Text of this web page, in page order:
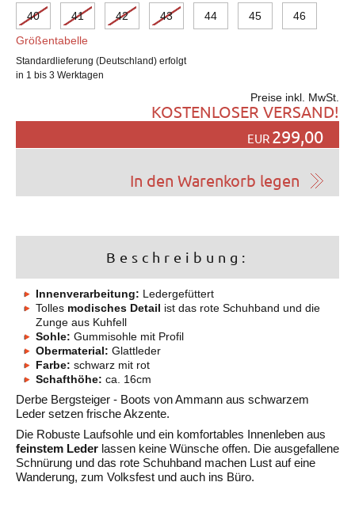
40 41 42 43 44 45
46
Größentabelle
Standardlieferung (Deutschland) erfolgt
in 1 bis 3 Werktagen
Preise inkl. MwSt.
KOSTENLOSER VERSAND!
EUR 299,00
Beschreibung:
Innenverarbeitung: Ledergefüttert
Tolles modisches Detail ist das rote Schuhband und die
Zunge aus Kuhfell
Sohle: Gummisohle mit Profil
Obermaterial: Glattleder
Farbe: schwarz mit rot
Schafthöhe: ca. 16cm
Derbe Bergsteiger - Boots von Ammann aus schwarzem
Leder setzen frische Akzente.
Die Robuste Laufsohle und ein komfortables Innenleben aus
feinstem Leder lassen keine Wünsche offen. Die ausgefallene
Schnürung und das rote Schuhband machen Lust auf eine
Wanderung, zum Volksfest und auch ins Büro.